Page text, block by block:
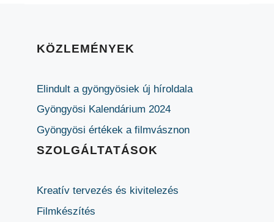
KÖZLEMÉNYEK
Elindult a gyöngyösiek új híroldala
Gyöngyösi Kalendárium 2024
Gyöngyösi értékek a filmvásznon
SZOLGÁLTATÁSOK
Kreatív tervezés és kivitelezés
Filmkészítés